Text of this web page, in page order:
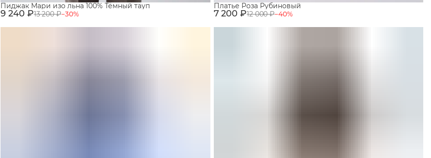
9 240 ₽13 200 ₽−30%
Пиджак Мари изо льна 100% Тёмный тауп
7 200 ₽12 000 ₽−40%
Платье Роза Рубиновый